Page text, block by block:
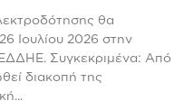
θα
Ιουλίου 2026 στην
Από
διακοπή της